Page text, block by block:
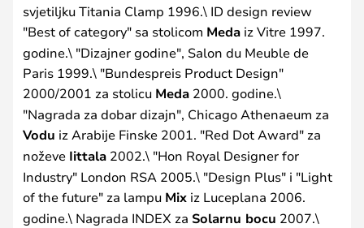
svjetiljku Titania Clamp 1996.\ ID design review
"Best of category" sa stolicom Meda iz Vitre 1997.
godine.\ "Dizajner godine", Salon du Meuble de
Paris 1999.\ "Bundespreis Product Design"
2000/2001 za stolicu Meda 2000. godine.\
"Nagrada za dobar dizajn", Chicago Athenaeum za
Vodu iz Arabije Finske 2001. "Red Dot Award" za
noževe Iittala 2002.\ "Hon Royal Designer for
Industry" London RSA 2005.\ "Design Plus" i "Light
of the future" za lampu Mix iz Luceplana 2006.
godine.\ Nagrada INDEX za Solarnu bocu 2007.\